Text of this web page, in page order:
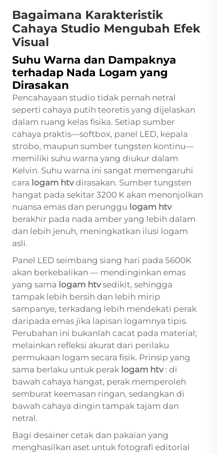
Bagaimana Karakteristik
Cahaya Studio Mengubah Efek
Visual
Suhu Warna dan Dampaknya
terhadap Nada Logam yang
Dirasakan
Pencahayaan studio tidak pernah netral
seperti cahaya putih teoretis yang dijelaskan
dalam ruang kelas fisika. Setiap sumber
cahaya praktis—softbox, panel LED, kepala
strobo, maupun sumber tungsten kontinu—
memiliki suhu warna yang diukur dalam
Kelvin. Suhu warna ini sangat memengaruhi
cara logam htvdirasakan. Sumber tungsten
hangat pada sekitar 3200 K akan menonjolkan
nuansa emas dan perunggu logam htv
berakhir pada nada amber yang lebih dalam
dan lebih jenuh, meningkatkan ilusi logam
asli.
Panel LED seimbang siang hari pada 5600K
akan berkebalikan — mendinginkan emas
yang sama logam htvsedikit, sehingga
tampak lebih bersih dan lebih mirip
sampanye, terkadang lebih mendekati perak
daripada emas jika lapisan logamnya tipis.
Perubahan ini bukanlah cacat pada material;
melainkan refleksi akurat dari perilaku
permukaan logam secara fisik. Prinsip yang
sama berlaku untuk perak logam htv : di
bawah cahaya hangat, perak memperoleh
semburat keemasan ringan, sedangkan di
bawah cahaya dingin tampak tajam dan
netral.
Bagi desainer cetak dan pakaian yang
menghasilkan aset untuk fotografi editorial